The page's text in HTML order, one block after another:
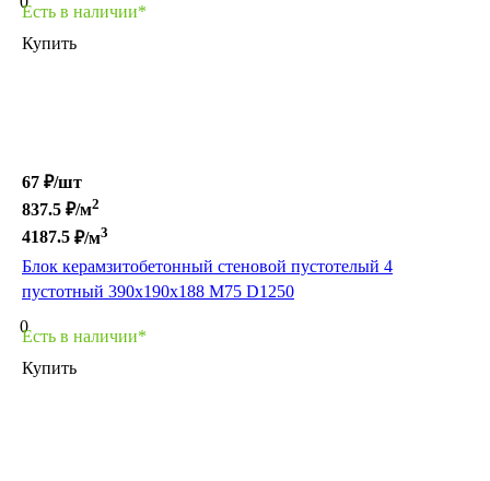
Есть в наличии*
Купить
67 ₽/шт
837.5 ₽/м2
4187.5 ₽/м3
Блок керамзитобетонный стеновой пустотелый 4
пустотный 390х190х188 М75 D1250
0
Есть в наличии*
Купить